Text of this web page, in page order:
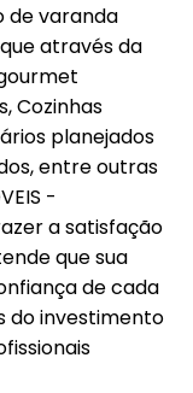
de varanda
através da
Cozinhas
planejados
entre outras
-
a satisfação
que sua
de cada
do investimento